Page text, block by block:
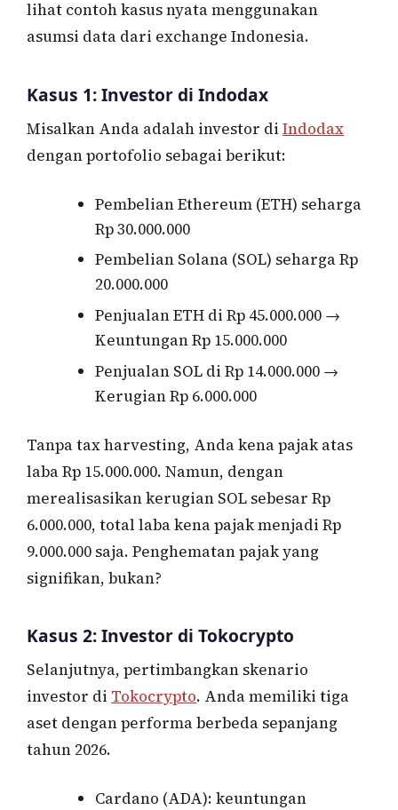
lihat contoh kasus nyata menggunakan
asumsi data dari exchange Indonesia.
Kasus 1: Investor di Indodax
Misalkan Anda adalah investor di Indodax
dengan portofolio sebagai berikut:
Pembelian Ethereum (ETH) seharga
Rp 30.000.000
Pembelian Solana (SOL) seharga Rp
20.000.000
Penjualan ETH di Rp 45.000.000 →
Keuntungan Rp 15.000.000
Penjualan SOL di Rp 14.000.000 →
Kerugian Rp 6.000.000
Tanpa tax harvesting, Anda kena pajak atas
laba Rp 15.000.000. Namun, dengan
merealisasikan kerugian SOL sebesar Rp
6.000.000, total laba kena pajak menjadi Rp
9.000.000 saja. Penghematan pajak yang
signifikan, bukan?
Kasus 2: Investor di Tokocrypto
Selanjutnya, pertimbangkan skenario
investor di Tokocrypto. Anda memiliki tiga
aset dengan performa berbeda sepanjang
tahun 2026.
Cardano (ADA): keuntungan